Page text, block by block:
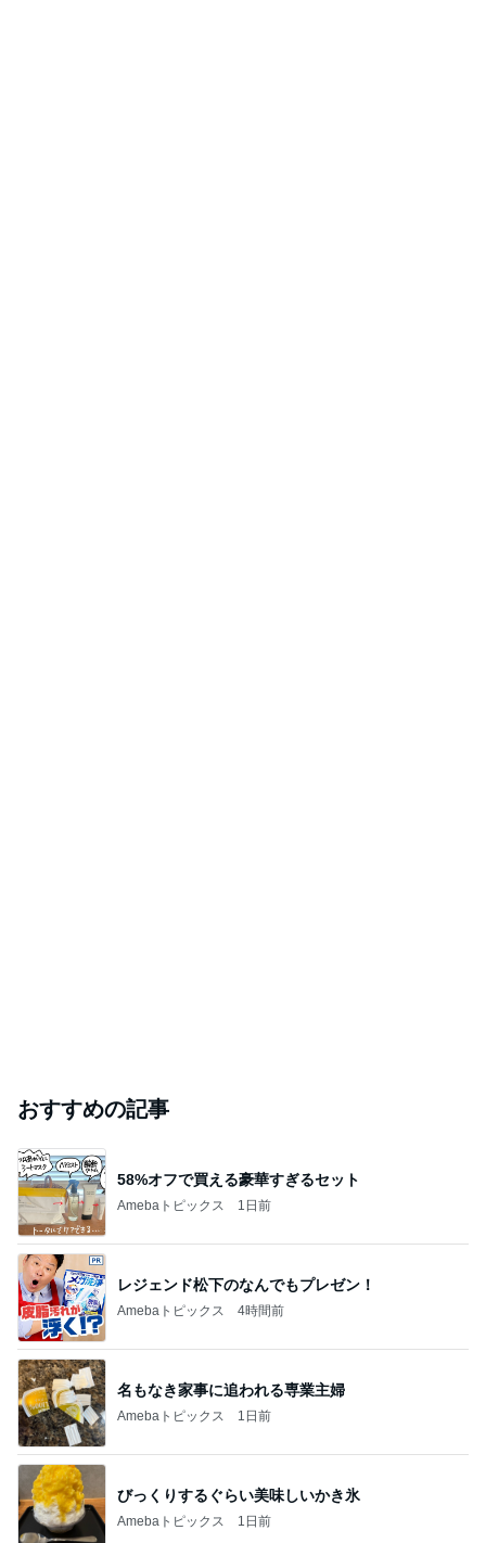
おすすめの記事
58%オフで買える豪華すぎるセット
Amebaトピックス 1日前
レジェンド松下のなんでもプレゼン！
Amebaトピックス 4時間前
名もなき家事に追われる専業主婦
Amebaトピックス 1日前
びっくりするぐらい美味しいかき氷
Amebaトピックス 1日前